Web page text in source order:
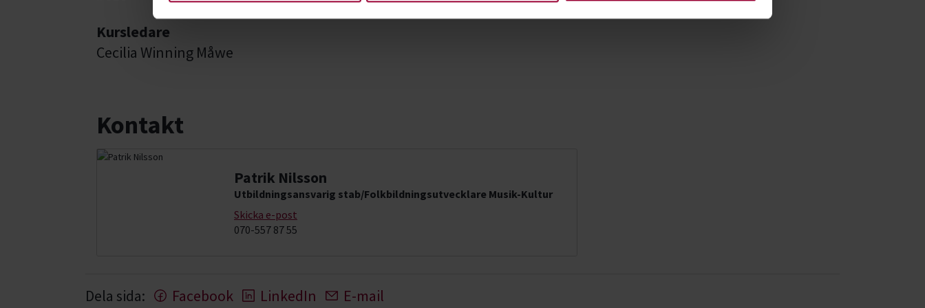
Kursledare
Cecilia Winning Måwe
Kontakt
Patrik Nilsson
Utbildningsansvarig stab/Folkbildningsutvecklare Musik-Kultur
Skicka e-post
070-557 87 55
Dela sida: Facebook LinkedIn E-mail